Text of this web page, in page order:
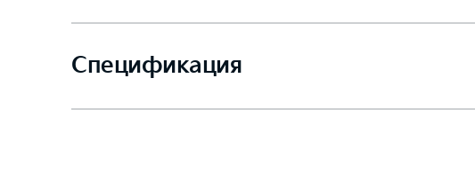
Спецификация